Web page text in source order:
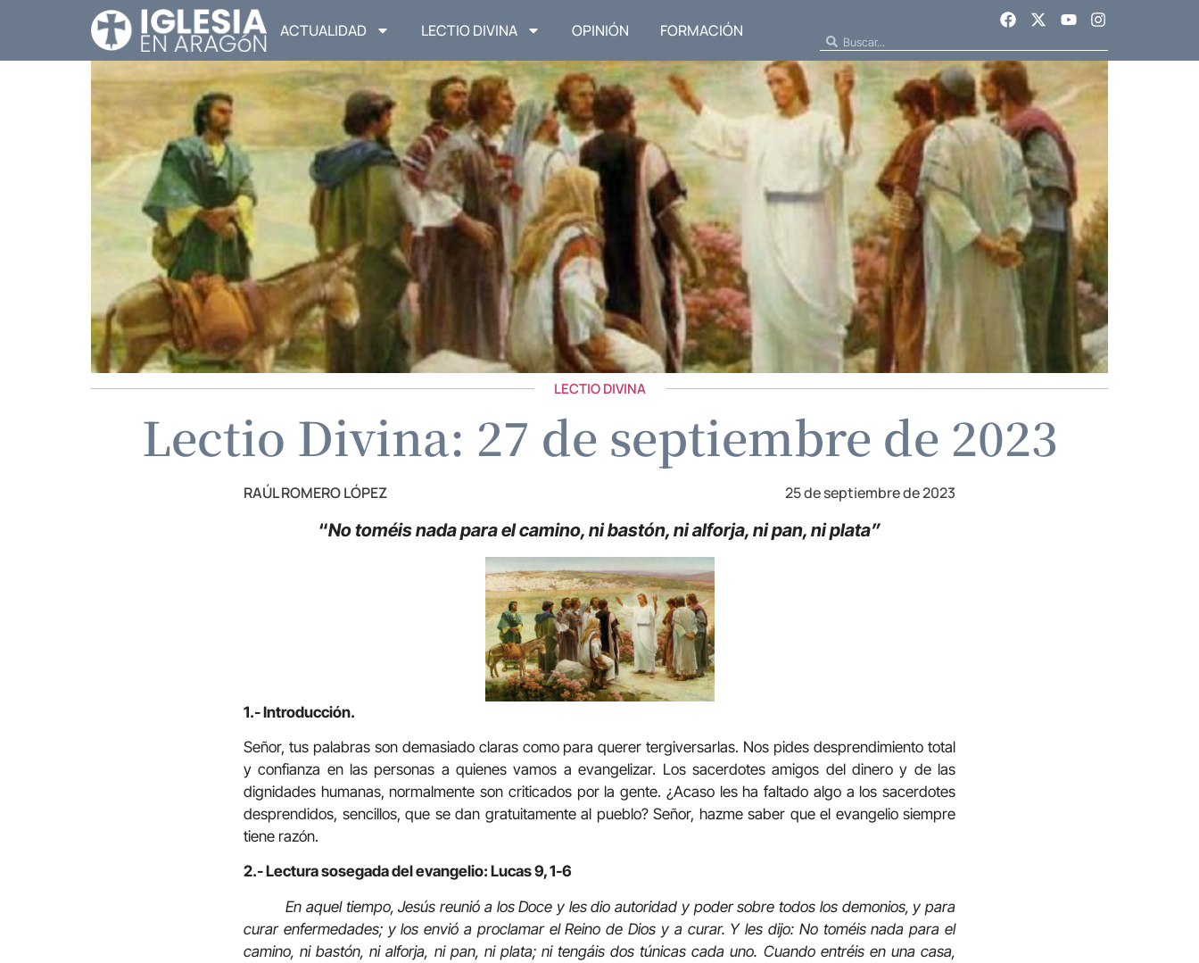
ACTUALIDAD LECTIO DIVINA OPINIÓN FORMACIÓN
LECTIO DIVINA
Lectio Divina: 27 de septiembre de 2023
RAÚL ROMERO LÓPEZ 25 de septiembre de 2023
“No toméis nada para el camino, ni bastón, ni alforja, ni pan, ni plata”
1.- Introducción.
Señor, tus palabras son demasiado claras como para querer tergiversarlas. Nos pides desprendimiento total
y confianza en las personas a quienes vamos a evangelizar. Los sacerdotes amigos del dinero y de las
dignidades humanas, normalmente son criticados por la gente. ¿Acaso les ha faltado algo a los sacerdotes
desprendidos, sencillos, que se dan gratuitamente al pueblo? Señor, hazme saber que el evangelio siempre
tiene razón.
2.- Lectura sosegada del evangelio: Lucas 9, 1-6
En aquel tiempo, Jesús reunió a los Doce y les dio autoridad y poder sobre todos los demonios, y para
curar enfermedades; y los envió a proclamar el Reino de Dios y a curar. Y les dijo: No toméis nada para el
camino, ni bastón, ni alforja, ni pan, ni plata; ni tengáis dos túnicas cada uno. Cuando entréis en una casa,